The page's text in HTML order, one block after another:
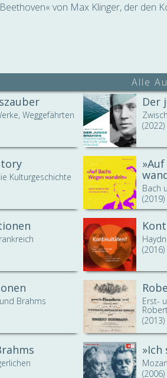
von Max Klinger, der den
Alle
Weggefährten
Der
(2022)
Kulturgeschichte
Bach
(2019)
(2016)
Brahms
Erst-
(2013)
»Ich
(2006)